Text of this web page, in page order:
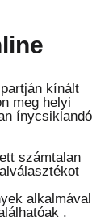
kínált
meg helyi
ínycsiklandó
számtalan
alkalmával
.